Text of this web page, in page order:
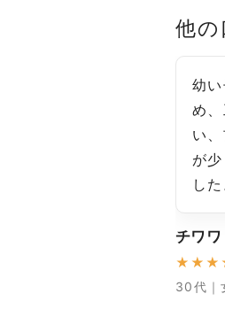
他の
幼
め
い
が
し
チワワ
★ ★ ★
30代｜